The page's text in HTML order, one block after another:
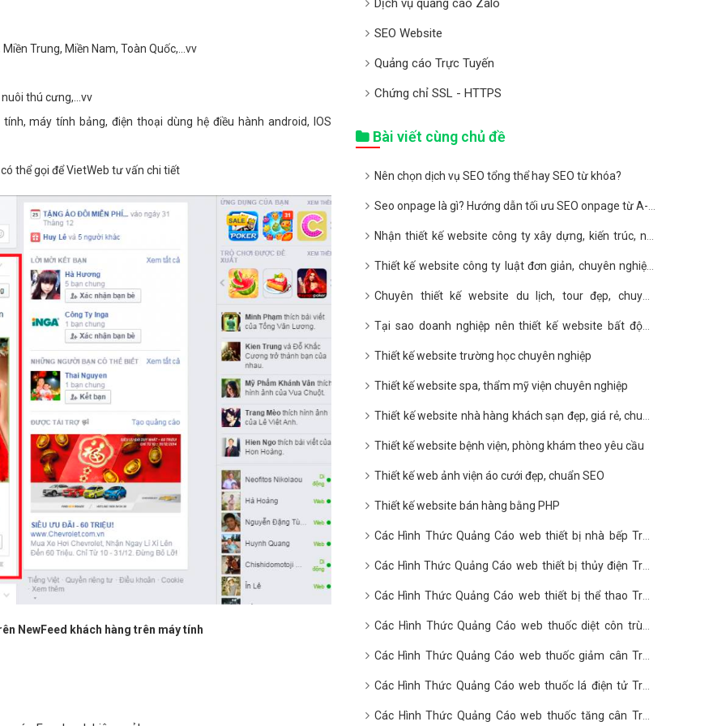
Trung, Miền Nam, Toàn Quốc,...vv
thú cưng,...vv
máy tính bảng, điện thoại dùng hệ điều hành android, IOS
thể gọi để VietWeb tư vấn chi tiết
NewFeed khách hàng trên máy tính
Dịch vụ quảng cáo Zalo
SEO Website
Quảng cáo Trực Tuyến
Chứng chỉ SSL - HTTPS
Bài viết cùng chủ đề
Nên chọn dịch vụ SEO tổng thể hay SEO từ khóa?
Seo onpage là gì? Hướng dẫn tối ưu SEO onpage từ A-Z
2020
Nhận thiết kế website công ty xây dựng, kiến trúc, nội
thất giá rẻ
Thiết kế website công ty luật đơn giản, chuyên nghiệp,
giá rẻ
Chuyên thiết kế website du lịch, tour đẹp, chuyên
nghiệp, giá rẻ
Tại sao doanh nghiệp nên thiết kế website bất động
sản?
Thiết kế website trường học chuyên nghiệp
Thiết kế website spa, thẩm mỹ viện chuyên nghiệp
Thiết kế website nhà hàng khách sạn đẹp, giá rẻ, chuẩn
SEO
Thiết kế website bệnh viện, phòng khám theo yêu cầu
Thiết kế web ảnh viện áo cưới đẹp, chuẩn SEO
Thiết kế website bán hàng bằng PHP
Các Hình Thức Quảng Cáo web thiết bị nhà bếp Trên
Google?
Các Hình Thức Quảng Cáo web thiết bị thủy điện Trên
Google?
Các Hình Thức Quảng Cáo web thiết bị thể thao Trên
Google?
Các Hình Thức Quảng Cáo web thuốc diệt côn trùng
Trên Google?
Các Hình Thức Quảng Cáo web thuốc giảm cân Trên
Google?
Các Hình Thức Quảng Cáo web thuốc lá điện tử Trên
Google?
Các Hình Thức Quảng Cáo web thuốc tăng cân Trên